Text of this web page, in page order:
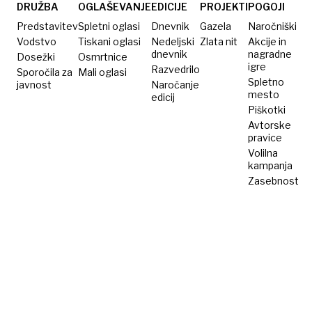
osem
milijard
let
DRUŽBA
Predstavitev
Vodstvo
Dosežki
Sporočila za
javnost
OGLAŠEVANJE
Spletni oglasi
Tiskani oglasi
Osmrtnice
Mali oglasi
EDICIJE
Dnevnik
Nedeljski
dnevnik
Razvedrilo
Naročanje
edicij
PROJEKTI
Gazela
Zlata nit
POGOJI
Naročniški
Akcije in
nagradne
igre
Spletno
mesto
Piškotki
Avtorske
pravice
Volilna
kampanja
Zasebnost